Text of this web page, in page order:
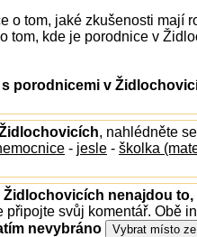
o tom, jaké zkušenosti mají
tom, kde je porodnice v
porodnicemi v
, nahlédněte
- jesle - školka
nenajdou
připojte svůj komentář. Obě
nevybráno